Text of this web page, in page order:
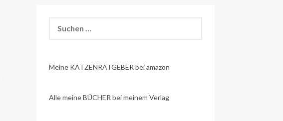
nach:
Meine KATZENRATGEBER bei amazon
Alle meine BÜCHER bei meinem Verlag